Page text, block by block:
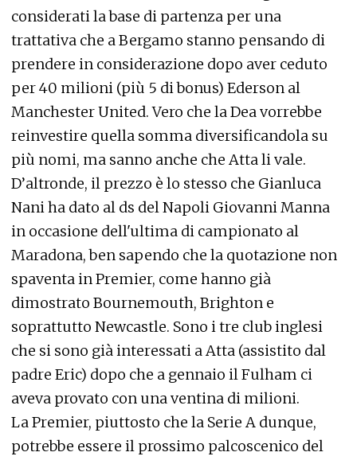
considerati la base di partenza per una
trattativa che a Bergamo stanno pensando di
prendere in considerazione dopo aver ceduto
per 40 milioni (più 5 di bonus) Ederson al
Manchester United. Vero che la Dea vorrebbe
reinvestire quella somma diversificandola su
più nomi, ma sanno anche che Atta li vale.
D’altronde, il prezzo è lo stesso che Gianluca
Nani ha dato al ds del Napoli Giovanni Manna
in occasione dell'ultima di campionato al
Maradona, ben sapendo che la quotazione non
spaventa in Premier, come hanno già
dimostrato Bournemouth, Brighton e
soprattutto Newcastle. Sono i tre club inglesi
che si sono già interessati a Atta (assistito dal
padre Eric) dopo che a gennaio il Fulham ci
aveva provato con una ventina di milioni.
La Premier, piuttosto che la Serie A dunque,
potrebbe essere il prossimo palcoscenico del